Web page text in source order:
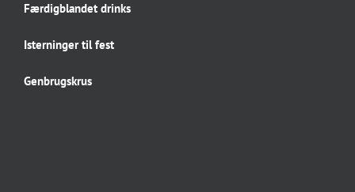
Færdigblandet drinks
Isterninger til fest
Genbrugskrus